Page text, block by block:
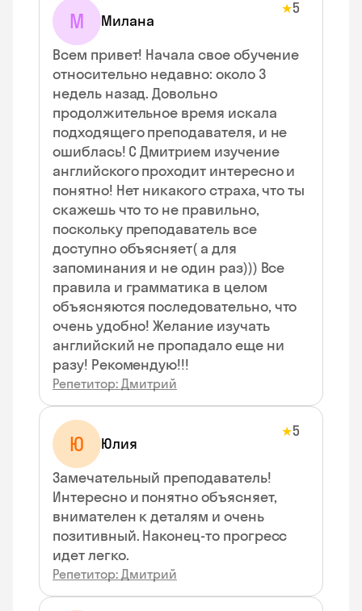
М Милана
★5
Всем привет! Начала свое обучение
относительно недавно: около 3
недель назад. Довольно
продолжительное время искала
подходящего преподавателя, и не
ошиблась! С Дмитрием изучение
английского проходит интересно и
понятно! Нет никакого страха, что ты
скажешь что то не правильно,
поскольку преподаватель все
доступно объясняет( а для
запоминания и не один раз))) Все
правила и грамматика в целом
объясняются последовательно, что
очень удобно! Желание изучать
английский не пропадало еще ни
разу! Рекомендую!!!
Репетитор: Дмитрий
Ю Юлия
★5
Замечательный преподаватель!
Интересно и понятно объясняет,
внимателен к деталям и очень
позитивный. Наконец-то прогресс
идет легко.
Репетитор: Дмитрий